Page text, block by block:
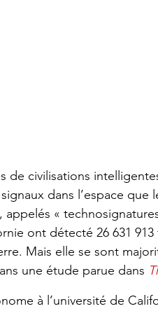
de civi­li­sa­tions
dans l’es­pace que
«
ont détecté 26 631
Mais elle se sont
une étude parue dans
à l’uni­ver­sité de